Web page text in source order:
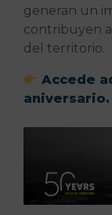
generan un
contribuyen
del territorio.
Accede
aniversario.